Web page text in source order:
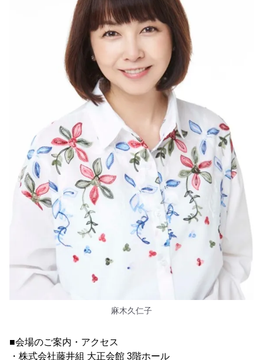
麻木久仁子
■会場のご案内・アクセス
・株式会社藤井組 大正会館 3階ホール